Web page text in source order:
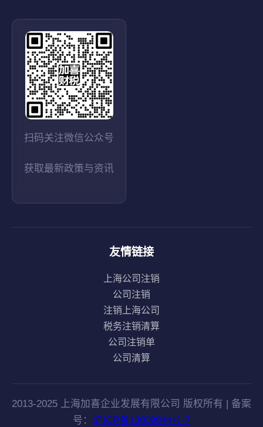
扫码关注微信公众号
获取最新政策与资讯
友情链接
上海公司注销
公司注销
注销上海公司
税务注销清算
公司注销单
公司清算
2013-2025 上海加喜企业发展有限公司 版权所有 | 备案
号： 沪ICP备13009944号-7